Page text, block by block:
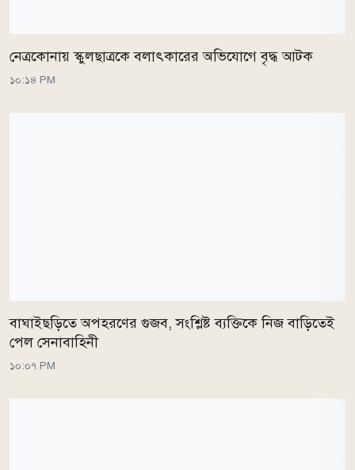
নেত্রকোনায় স্কুলছাত্রকে বলাৎকারের অভিযোগে বৃদ্ধ আটক
১০:১৪ PM
বাঘাইছড়িতে অপহরণের গুজব, সংশ্লিষ্ট ব্যক্তিকে নিজ বাড়িতেই
পেল সেনাবাহিনী
১০:০৭ PM